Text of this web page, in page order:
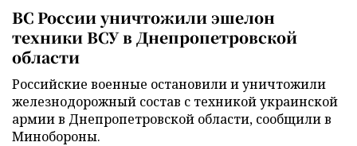
ВС России уничтожили эшелон
техники ВСУ в Днепропетровской
области
Российские военные остановили и уничтожили
железнодорожный состав с техникой украинской
армии в Днепропетровской области, сообщили в
Минобороны.